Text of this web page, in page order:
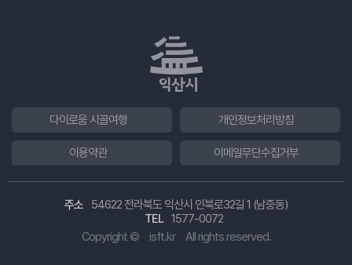
다이로움 시골여행 개인정보처리방침
이용약관 이메일무단수집거부
주소
54622 전라북도 익산시 인북로32길 1 (남중동)
TEL 1577-0072
Copyright ©
isft.kr All rights reserved.